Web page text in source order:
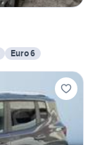
Euro 6